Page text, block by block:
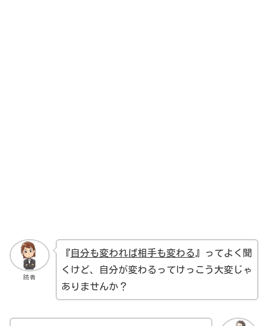
読者
『 自分も変われば相手も変わる』ってよく聞
くけど、自分が変わるってけっこう大変じゃ
ありませんか？